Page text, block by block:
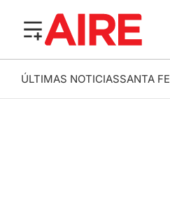
ÚLTIMAS NOTICIASSANTA FE